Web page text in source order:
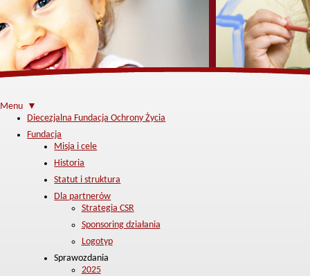
Menu ▼
Diecezjalna Fundacja Ochrony Życia
Fundacja
Misja i cele
Historia
Statut i struktura
Dla partnerów
Strategia CSR
Sponsoring działania
Logotyp
Sprawozdania
2025